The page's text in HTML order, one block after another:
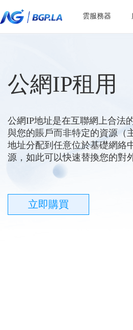
雲服務器
公網IP租用
公網IP地址是在互聯網上合法
與您的賬戶而非特定的資源（
地址分配到任意位於基礎網絡
源，如此可以快速替換您的對
立即購買